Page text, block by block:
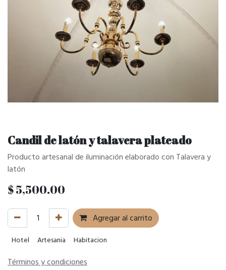
Candil de latón y talavera plateado
Producto artesanal de iluminación elaborado con Talavera y
latón
$5,500.00
Agregar al carrito
Hotel Artesania Habitacion
Términos y condiciones